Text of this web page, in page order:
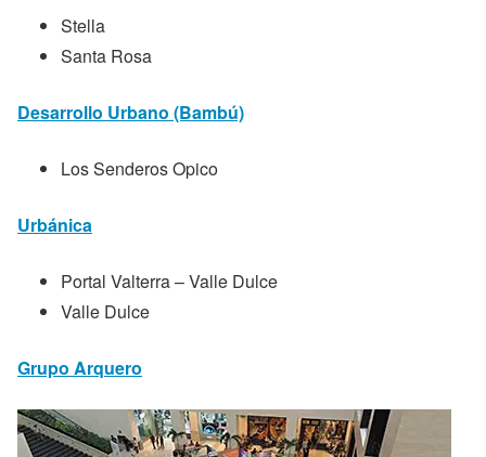
Stella
Santa Rosa
Desarrollo Urbano (Bambú)
Los Senderos Opico
Urbánica
Portal Valterra – Valle Dulce
Valle Dulce
Grupo Arquero